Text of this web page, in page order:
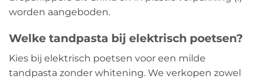
worden aangeboden.
Welke tandpasta bij elektrisch poetsen?
Kies bij elektrisch poetsen voor een milde
tandpasta zonder whitening. We verkopen zowel